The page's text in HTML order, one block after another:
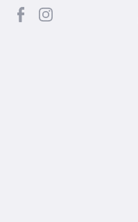
facebook